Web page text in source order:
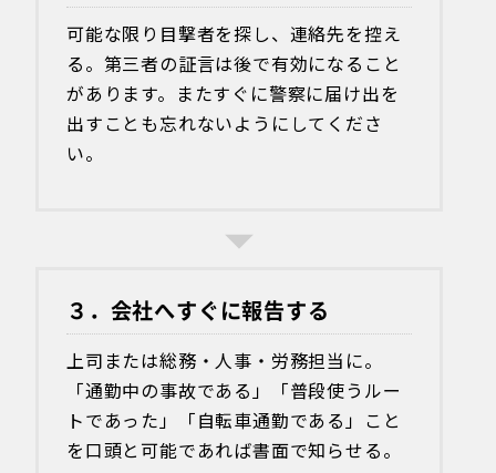
可能な限り目撃者を探し、連絡先を控え
る。第三者の証言は後で有効になること
があります。またすぐに警察に届け出を
出すことも忘れないようにしてくださ
い。
３．会社へすぐに報告する
上司または総務・人事・労務担当に。
「通勤中の事故である」「普段使うルー
トであった」「自転車通勤である」こと
を口頭と可能であれば書面で知らせる。